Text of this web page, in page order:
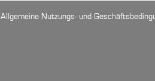
Allgemeine Nutzungs- und